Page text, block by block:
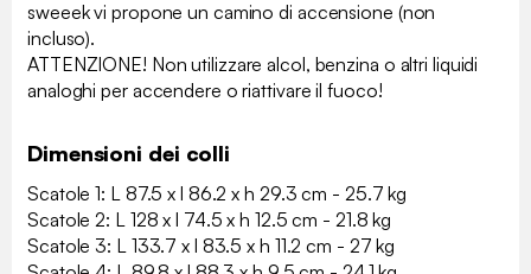
sweeek vi propone un camino di accensione (non
incluso).
ATTENZIONE! Non utilizzare alcol, benzina o altri liquidi
analoghi per accendere o riattivare il fuoco!
Dimensioni dei colli
Scatole 1: L 87.5 x l 86.2 x h 29.3 cm - 25.7 kg
Scatole 2: L 128 x l 74.5 x h 12.5 cm - 21.8 kg
Scatole 3: L 133.7 x l 83.5 x h 11.2 cm - 27 kg